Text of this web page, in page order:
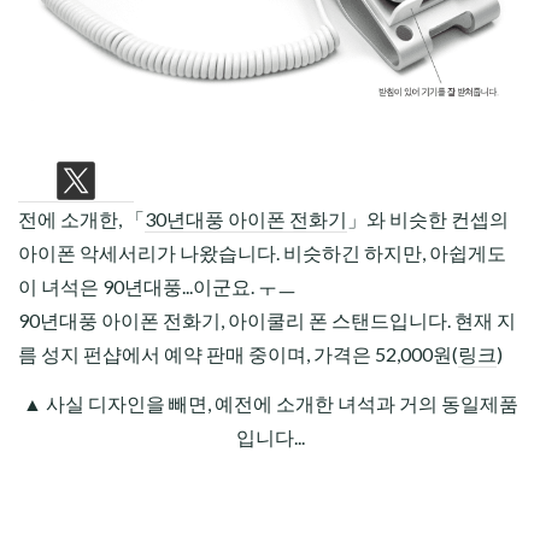
전에 소개한, 「30년대풍 아이폰 전화기 」와 비슷한 컨셉의
아이폰 악세서리가 나왔습니다. 비슷하긴 하지만, 아쉽게도
이 녀석은 90년대풍...이군요. ㅜㅡ
90년대풍 아이폰 전화기, 아이쿨리 폰 스탠드입니다. 현재 지
름 성지 펀샵에서 예약 판매 중이며, 가격은 52,000원(링크)
▲ 사실 디자인을 빼면, 예전에 소개한 녀석과 거의 동일제품
입니다...